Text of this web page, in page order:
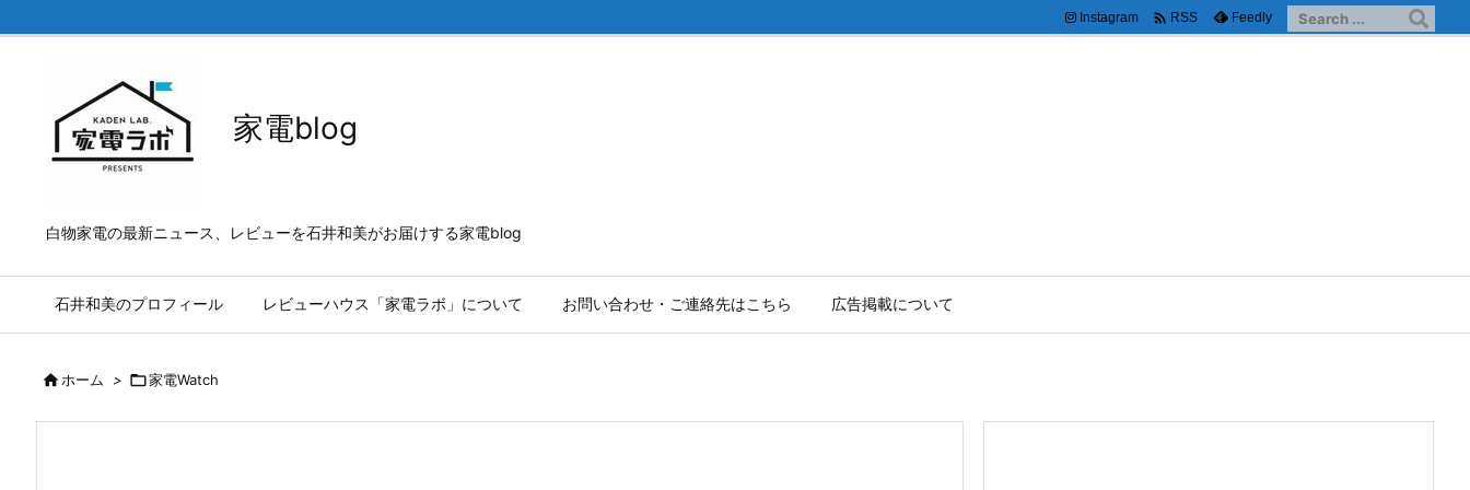
家電blog
白物家電の最新ニュース、レビューを石井和美がお届けする家電blog
石井和美のプロフィール レビューハウス「家電ラボ」について お問い合わせ・ご連絡先はこちら 広告掲載について
Instagram  RSS Feedly
ホーム > 家電Watch